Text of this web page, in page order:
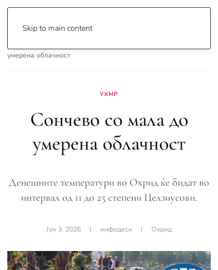
Skip to main content
умерена облачност
УХМР
Сончево со мала до
умерена облачност
Денешните температури во Охрид ќе бидат во
интервал од 11 до 25 степени Целзиусови.
Јун 3, 2026 | инфодеск | Охрид